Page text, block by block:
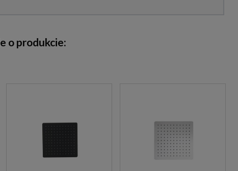
o produkcie: